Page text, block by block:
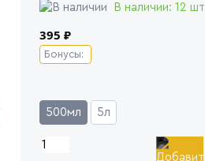
В наличии: 12 шт
395 ₽
Бонусы:
500мл 5л